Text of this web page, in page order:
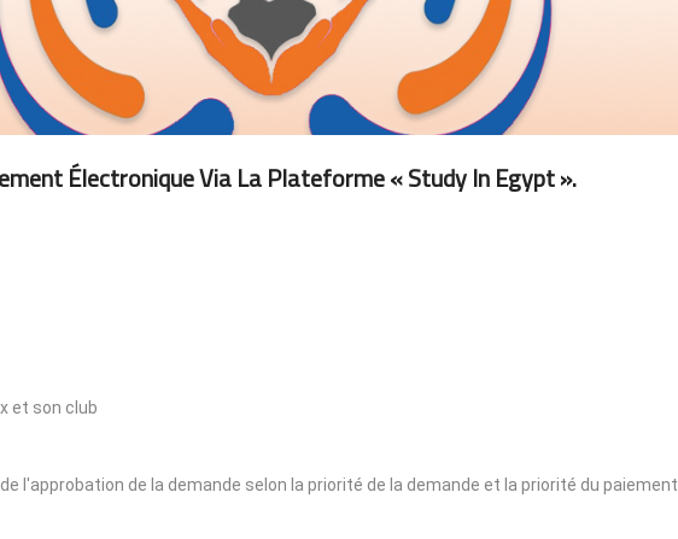
Électronique Via La Plateforme « Study In Egypt ».
et son club
l'approbation de la demande selon la priorité de la demande et la priorité du paiement.